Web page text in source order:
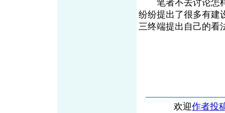
笔者不去讨论怎样
纷纷提出了很多有建
三终端提出自己的看
欢迎作者投